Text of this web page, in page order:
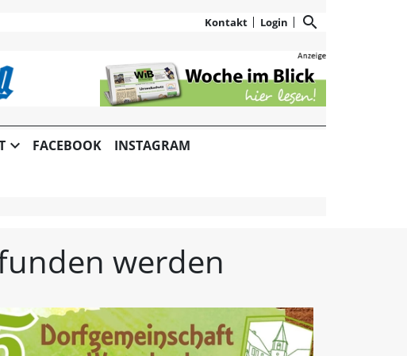
Kontakt Login search
Aktuelle
expand_more FACEBOOK INSTAGRAM
werden